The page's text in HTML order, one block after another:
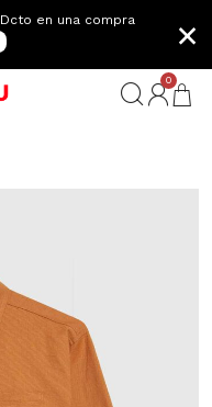
Dcto en una compra
×
0